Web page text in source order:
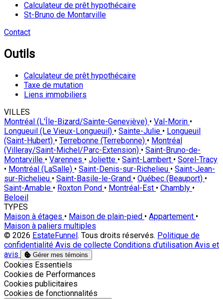
Calculateur de prêt hypothécaire
St-Bruno de Montarville
Contact
Outils
Calculateur de prêt hypothécaire
Taxe de mutation
Liens immobiliers
VILLES
Montréal (L'Île-Bizard/Sainte-Geneviève) • Val-Morin •
Longueuil (Le Vieux-Longueuil) • Sainte-Julie • Longueuil
(Saint-Hubert) • Terrebonne (Terrebonne) • Montréal
(Villeray/Saint-Michel/Parc-Extension) • Saint-Bruno-de-
Montarville • Varennes • Joliette • Saint-Lambert • Sorel-Tracy
• Montréal (LaSalle) • Saint-Denis-sur-Richelieu • Saint-Jean-
sur-Richelieu • Saint-Basile-le-Grand • Québec (Beauport) •
Saint-Amable • Roxton Pond • Montréal-Est • Chambly •
Beloeil
TYPES
Maison à étages • Maison de plain-pied • Appartement •
Maison à paliers multiples
© 2026 EstateFunnel. Tous droits réservés. Politique de
confidentialité Avis de collecte Conditions d’utilisation Avis et
avis
Gérer mes témoins
Activer
Cookies Essentiels
Activer
Cookies de Performances
Activer
Cookies publicitaires
Activer
Cookies de fonctionnalités